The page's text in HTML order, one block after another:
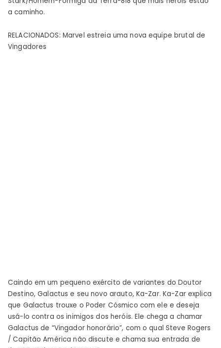
a caminho.
RELACIONADOS: Marvel estreia uma nova equipe brutal de
Vingadores
Caindo em um pequeno exército de variantes do Doutor
Destino, Galactus e seu novo arauto, Ka-Zar. Ka-Zar explica
que Galactus trouxe o Poder Cósmico com ele e deseja
usá-lo contra os inimigos dos heróis. Ele chega a chamar
Galactus de “Vingador honorário”, com o qual Steve Rogers
/ Capitão América não discute e chama sua entrada de